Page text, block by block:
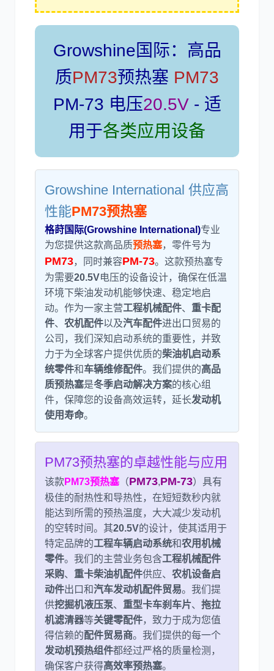
约翰迪尔 徐工
利勃海尔 凯斯
山猫 上柴
潍柴 川崎
Growshine国际：高品
质PM73预热塞 PM73
PM-73 电压20.5V- 适
用于各类应用设备
Growshine International 供应高
性能PM73预热塞
格莳国际(Growshine International)专业
为您提供这款高品质预热塞，零件号为
PM73，同时兼容PM-73。这款预热塞专
为需要20.5V电压的设备设计，确保在低温
环境下柴油发动机能够快速、稳定地启
动。作为一家主营工程机械配件、 重卡配
件、 农机配件以及汽车配件进出口贸易的
公司，我们深知启动系统的重要性，并致
力于为全球客户提供优质的柴油机启动系
统零件和车辆维修配件。我们提供的高品
质预热塞是冬季启动解决方案的核心组
件，保障您的设备高效运转，延长发动机
使用寿命。
PM73预热塞的卓越性能与应用
该款 PM73预热塞 （PM73,PM-73）具有
极佳的耐热性和导热性，在短短数秒内就
能达到所需的预热温度，大大减少发动机
的空转时间。其20.5V的设计，使其适用于
特定品牌的工程车辆启动系统和农用机械
零件。我们的主营业务包含工程机械配件
采购、 重卡柴油机配件供应、 农机设备启
动件出口和汽车发动机配件贸易。我们提
供挖掘机液压泵、 重型卡车刹车片、 拖拉
机滤清器等关键零配件，致力于成为您值
得信赖的配件贸易商。我们提供的每一个
发动机预热组件都经过严格的质量检测，
确保客户获得高效率预热塞。